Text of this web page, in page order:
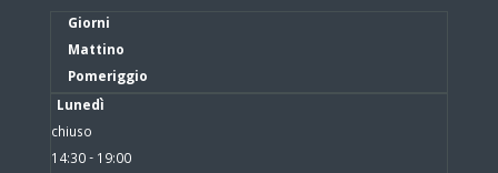
Giorni
Mattino
Pomeriggio
Lunedì
chiuso
14:30 - 19:00